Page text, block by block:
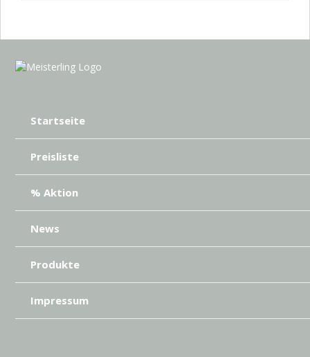
Startseite
Preisliste
% Aktion
News
Produkte
Impressum